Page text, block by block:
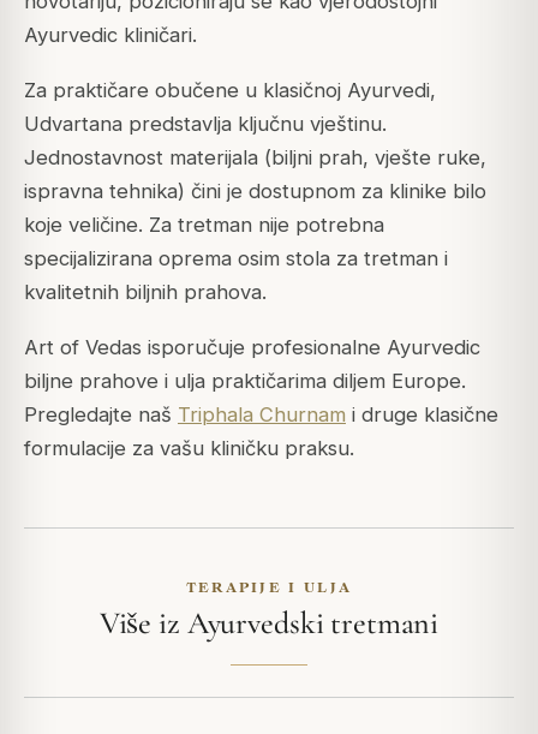
Ayurvedic kliničari.
Za praktičare obučene u klasičnoj Ayurvedi,
Udvartana predstavlja ključnu vještinu.
Jednostavnost materijala (biljni prah, vješte ruke,
ispravna tehnika) čini je dostupnom za klinike bilo
koje veličine. Za tretman nije potrebna
specijalizirana oprema osim stola za tretman i
kvalitetnih biljnih prahova.
Art of Vedas isporučuje profesionalne Ayurvedic
biljne prahove i ulja praktičarima diljem Europe.
Pregledajte naš Triphala Churnam i druge klasične
formulacije za vašu kliničku praksu.
TERAPIJE I ULJA
Više iz Ayurvedski tretmani